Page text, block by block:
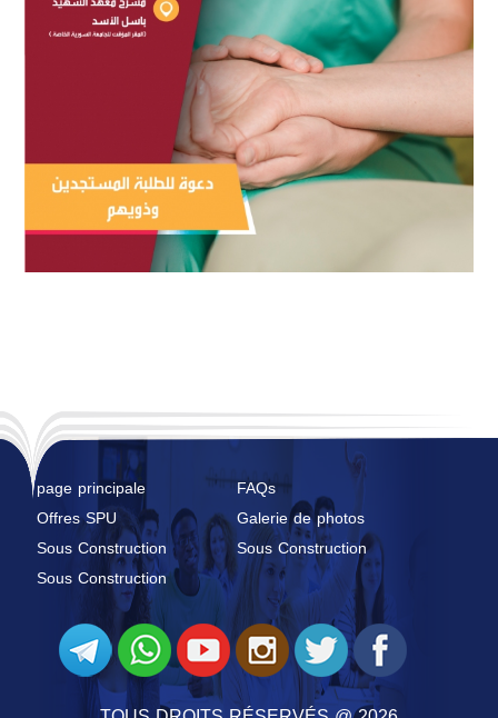
page principale
FAQs
Offres SPU
Galerie de photos
Sous Construction
Sous Construction
Sous Construction